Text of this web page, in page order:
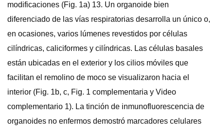
modificaciones (Fig. 1a) 13. Un organoide bien
diferenciado de las vías respiratorias desarrolla un único o,
en ocasiones, varios lúmenes revestidos por células
cilíndricas, caliciformes y cilíndricas. Las células basales
están ubicadas en el exterior y los cilios móviles que
facilitan el remolino de moco se visualizaron hacia el
interior (Fig. 1b, c, Fig. 1 complementaria y Video
complementario 1). La tinción de inmunofluorescencia de
organoides no enfermos demostró marcadores celulares